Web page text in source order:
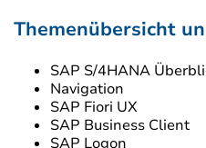
Themenübersicht
SAP S/4HANA
Navigation
SAP Fiori UX
SAP Business Client
SAP Logon